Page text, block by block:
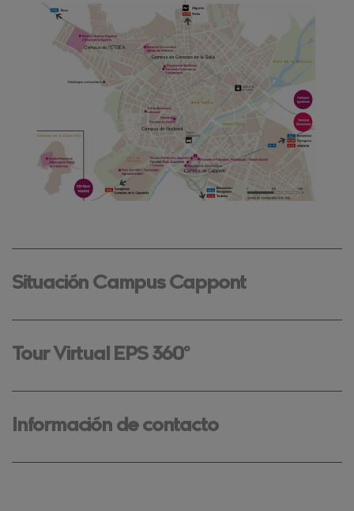
Situación Campus Cappont
Tour Virtual EPS 360º
Información de contacto